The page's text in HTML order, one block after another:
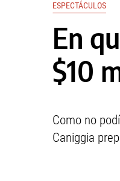
ESPECTÁCULOS
En
$10
Como no
Caniggia